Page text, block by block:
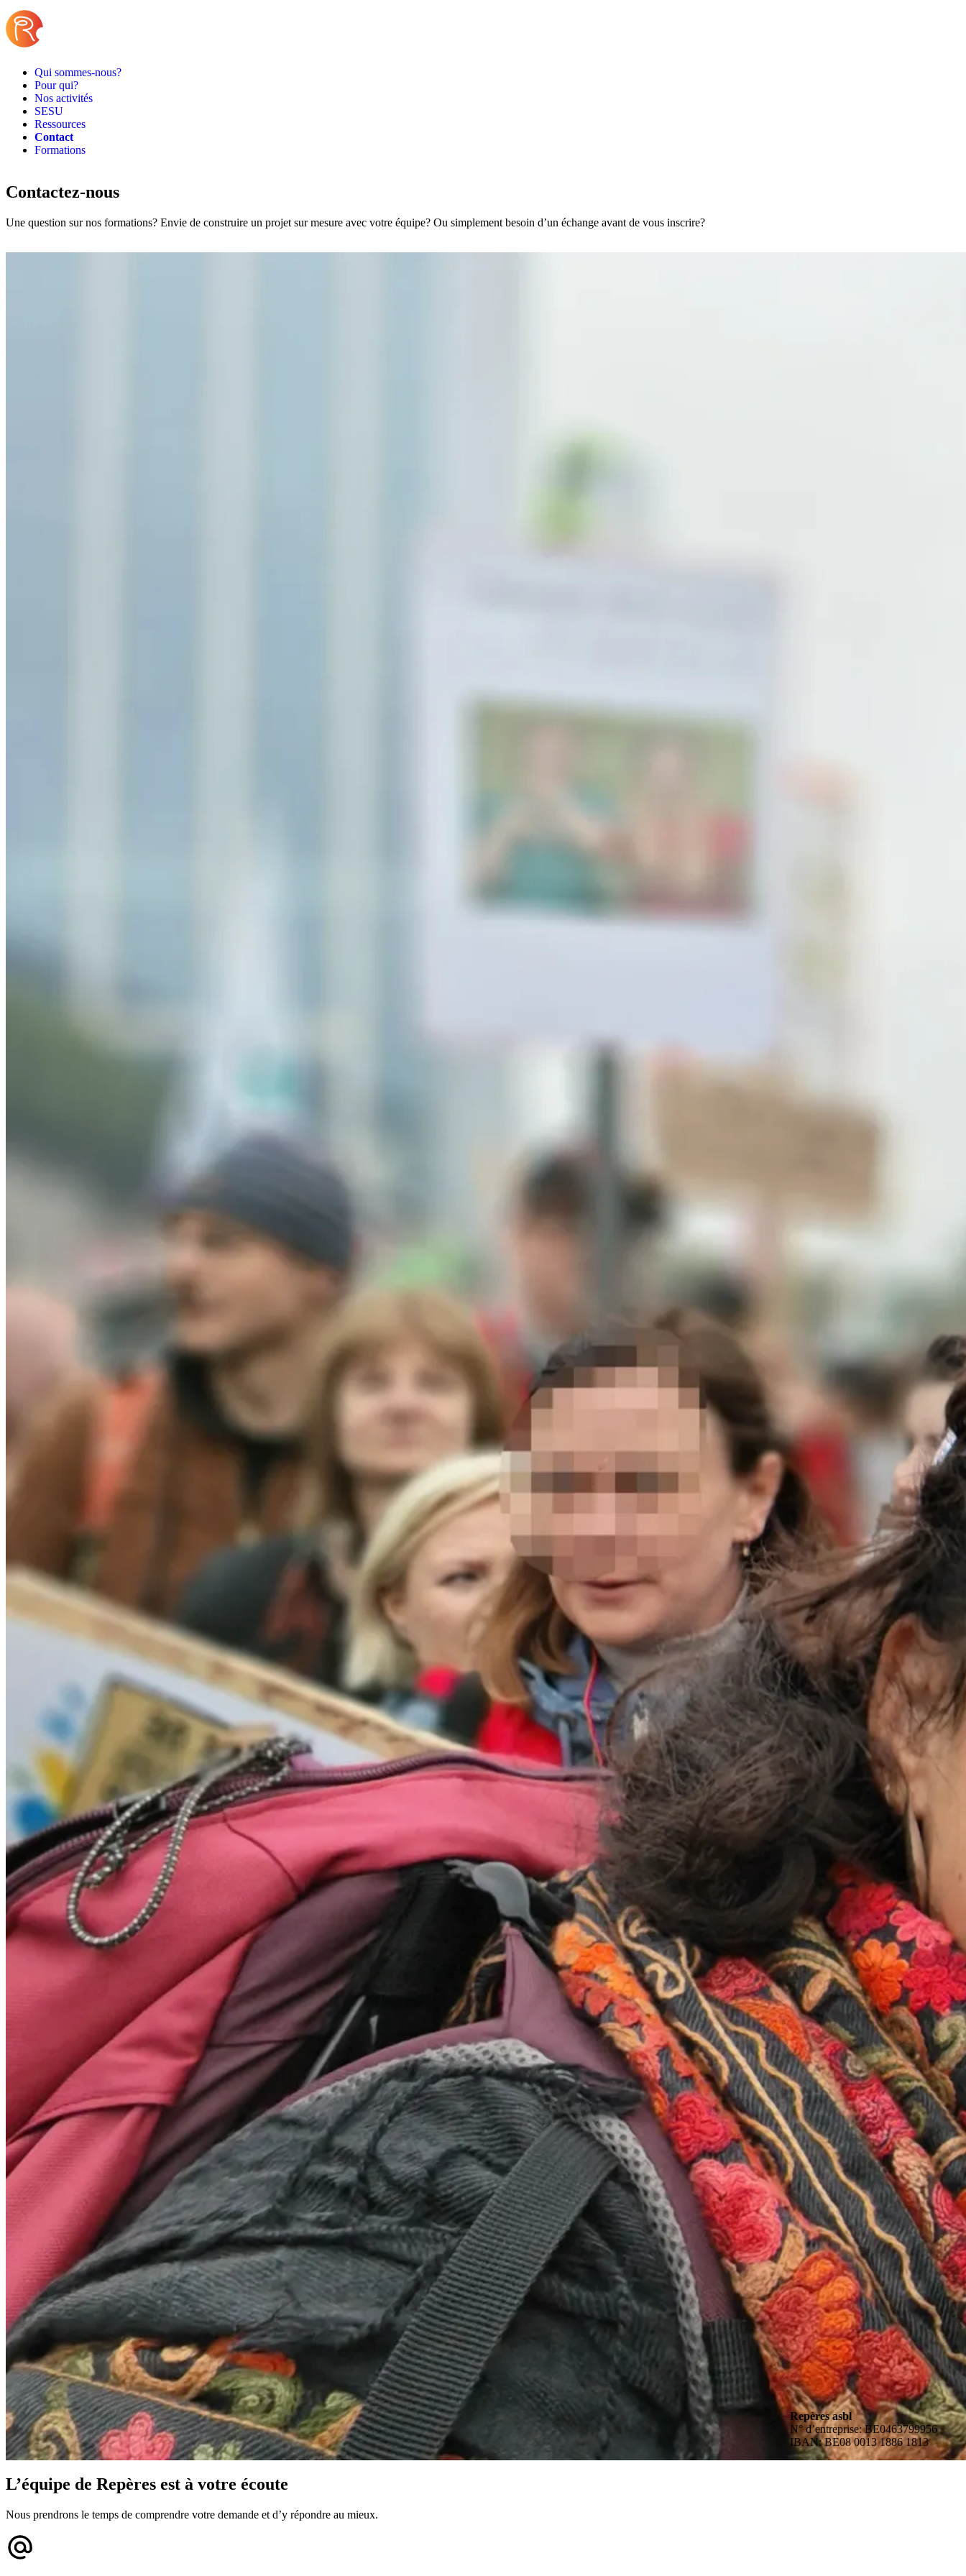
Skip to content
Qui sommes-nous?
Pour qui?
Nos activités
SESU
Ressources
Contact
Formations
Contactez-nous
Une question sur nos formations? Envie de construire un projet sur mesure avec votre équipe? Ou simplement besoin d’un échange avant de vous inscrire?
Repères asbl
N° d’entreprise: BE0463799956
IBAN: BE08 0013 1886 1813
L’équipe de Repères est à votre écoute
Nous prendrons le temps de comprendre votre demande et d’y répondre au mieux.